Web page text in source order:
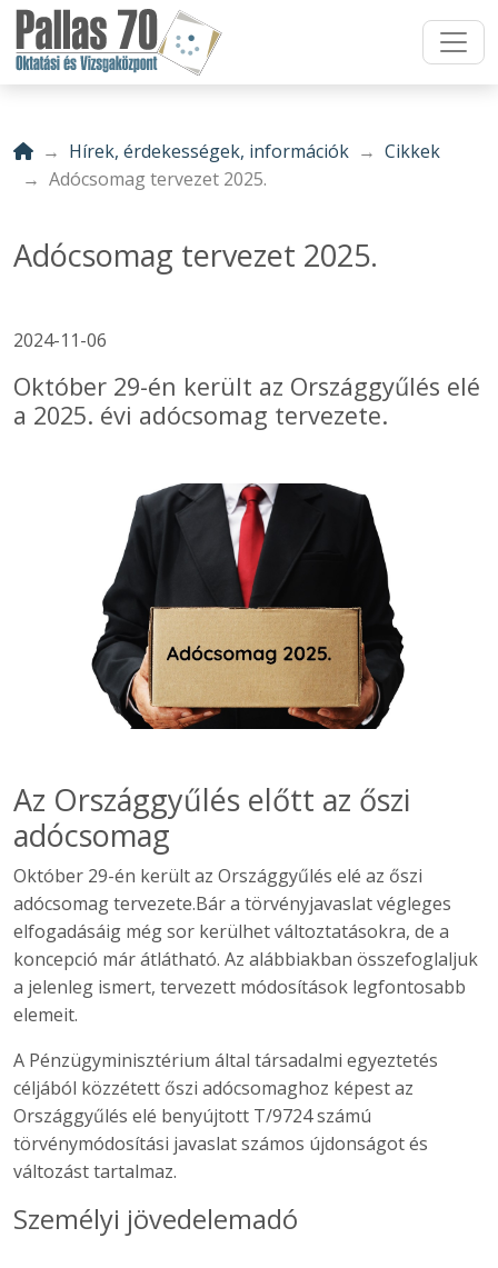
Hírek, érdekességek, információk
Cikkek
Adócsomag tervezet 2025.
Adócsomag tervezet 2025.
2024-11-06
Október 29-én került az Országgyűlés elé
a 2025. évi adócsomag tervezete.
Az Országgyűlés előtt az őszi
adócsomag
Október 29-én került az Országgyűlés elé az őszi
adócsomag tervezete.Bár a törvényjavaslat végleges
elfogadásáig még sor kerülhet változtatásokra, de a
koncepció már átlátható. Az alábbiakban összefoglaljuk
a jelenleg ismert, tervezett módosítások legfontosabb
elemeit.
A Pénzügyminisztérium által társadalmi egyeztetés
céljából közzétett őszi adócsomaghoz képest az
Országgyűlés elé benyújtott T/9724 számú
törvénymódosítási javaslat számos újdonságot és
változást tartalmaz.
Személyi jövedelemadó